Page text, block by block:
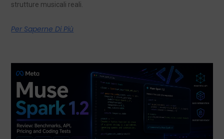
strutture musicali reali.
Per Saperne Di Più